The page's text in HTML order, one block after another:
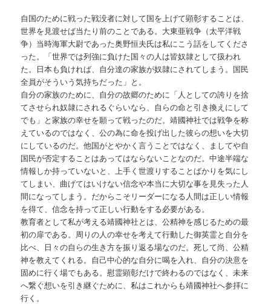
自国のために戦った戦没者に対して国を上げて顕彰することは、
世界を見渡せば当たり前のことである。大東亜戦争（太平洋戦
争）当時海軍大尉であった奥野恒夫氏は私にこう話をしてくださ
った。「世界では列強に負けた国々の人は皆奴隷として扱われ
た。日本も負ければ、自分達の家族が奴隷にされてしまう。国民
全員がそういう気持ちだった」と。
自分の家族のために、自分の故郷のために「人としての誇りを捨
てさせられ奴隷にされるぐらいなら、自らの命と引き換えにして
でも」と家族の幸せを願って戦ったのだ。靖國神社では戦争を称
えているのではなく、公の為に命を投げ出した彼らの想いを大切
にしているのだ。他国がとやかく言うことではなく、ましてや自
国民が否定することはあってはならないことなのだ。中途半端な
情報しか持っていないと、上手く世渡りすることばかりを気にし
てしまい、曲げてはいけない信念や本当に大切な事を見失った人
間になってしまう。だからこそリーダーになる人間は正しい情報
を得て、信念を持って正しい行動をする必要がある。
教育者として私が考える靖國神社とは、公精神を感じるための最
初の扉である。周りの人の幸せを考えて行動した御英霊と自分を
比べ、日々の自らの生き方を振り返る場なのだ。死して尚、公精
神を教えてくれる。自己中心的な自分に喝を入れ、自分の決意を
固めに行く場でもある。慰霊顕彰だけで終わるのではなく、未来
へ繋ぐ想いを引き継ぐために、私はこれからも靖國神社へ参拝に
行く。